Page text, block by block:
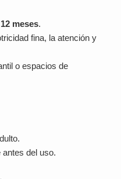
meses.
fina, la atención y
o espacios de
del uso.